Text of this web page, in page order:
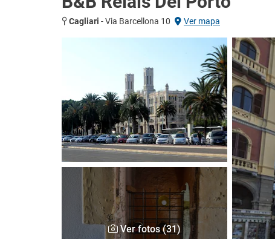
Cagliari -Via Barcellona 10 Ver mapa
Ver fotos (31)